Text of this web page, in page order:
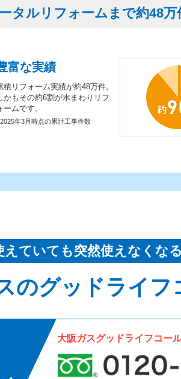
タルリフォームまで約48万
富な実績
積リフォーム実績が約48万件。
かもその約6割が水まわりリフ
ームです。
年3月時点の累計工事件数
えていても突然使えなくな
のグッドライフ
大阪ガスグッドライフコー